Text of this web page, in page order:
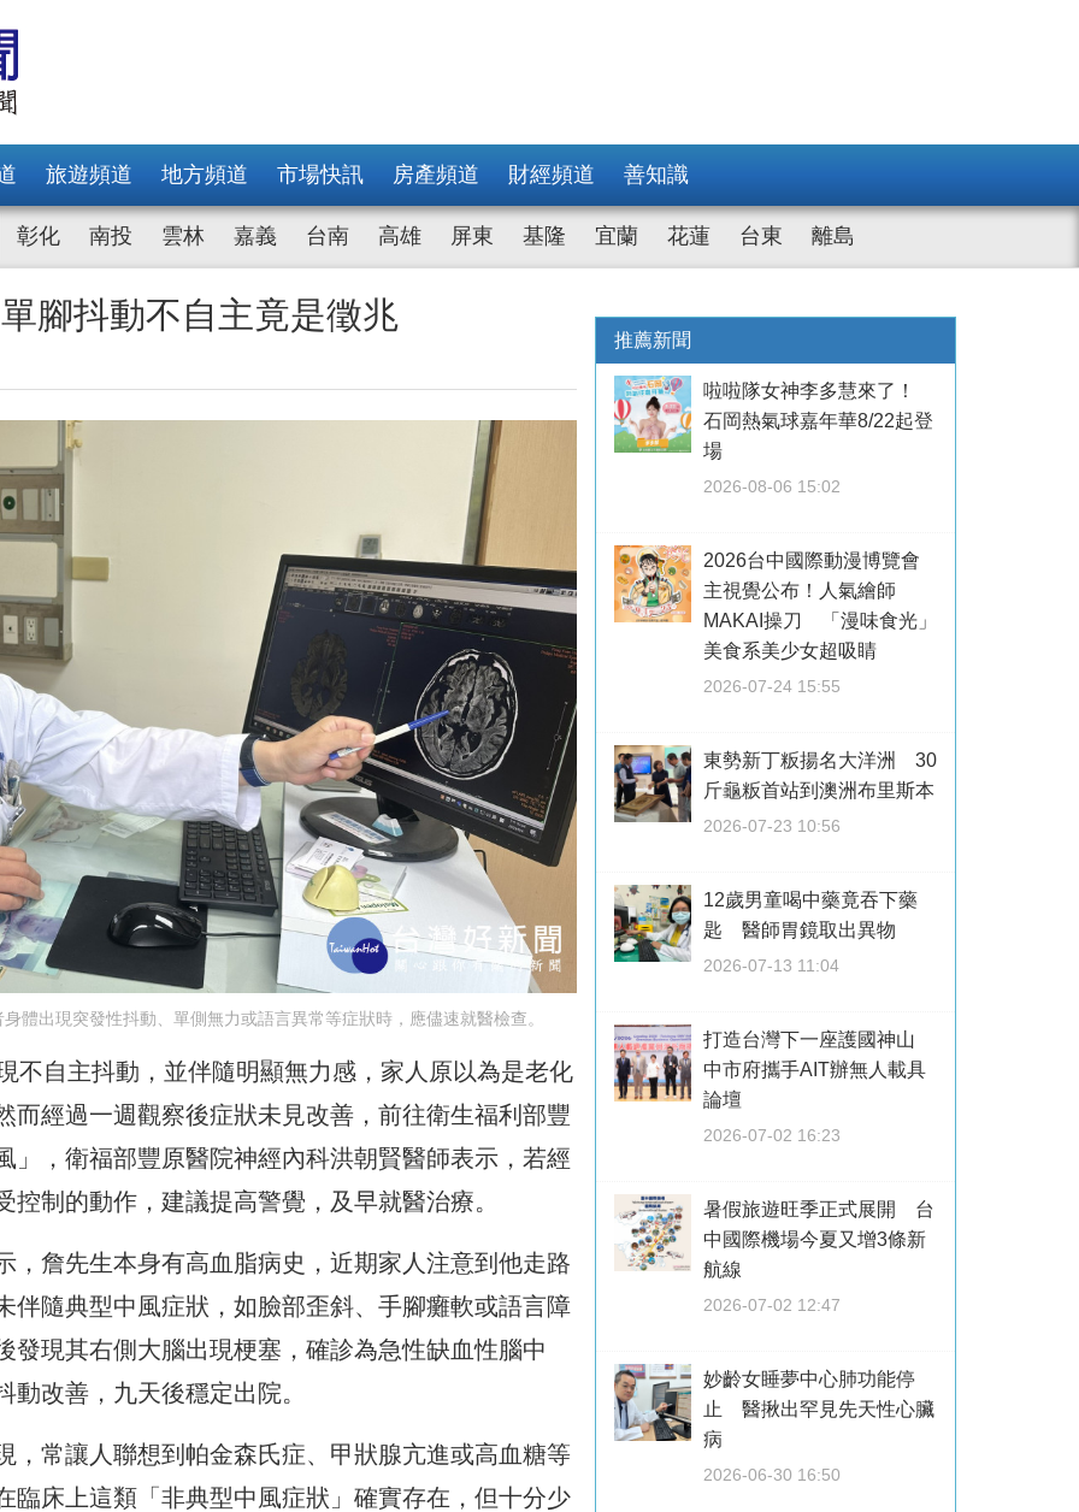
旅遊頻道 地方頻道 市場快訊 房產頻道 財經頻道 善知識
彰化 南投 雲林 嘉義 台南 高雄 屏東 基隆 宜蘭 花蓮 台東 離島
腳抖動不自主竟是徵兆
體出現突發性抖動、單側無力或語言異常等症狀時，應儘速就醫檢查。
不自主抖動，並伴隨明顯無力感，家人原以為是老化
而經過一週觀察後症狀未見改善，前往衛生福利部豐
」，衛福部豐原醫院神經內科洪朝賢醫師表示，若經
制的動作，建議提高警覺，及早就醫治療。
，詹先生本身有高血脂病史，近期家人注意到他走路
伴隨典型中風症狀，如臉部歪斜、手腳癱軟或語言障
發現其右側大腦出現梗塞，確診為急性缺血性腦中
改善，九天後穩定出院。
，常讓人聯想到帕金森氏症、甲狀腺亢進或高血糖等
臨床上這類「非典型中風症狀」確實存在，但十分少
推薦新聞
啦啦隊女神李多慧來了！
石岡熱氣球嘉年華8/22起登
場
2026-08-06 15:02
2026台中國際動漫博覽會
主視覺公布！人氣繪師
MAKAI操刀 「漫味食光」
美食系美少女超吸睛
2026-07-24 15:55
東勢新丁粄揚名大洋洲 30
斤龜粄首站到澳洲布里斯本
2026-07-23 10:56
12歲男童喝中藥竟吞下藥
匙 醫師胃鏡取出異物
2026-07-13 11:04
打造台灣下一座護國神山
中市府攜手AIT辦無人載具
論壇
2026-07-02 16:23
暑假旅遊旺季正式展開 台
中國際機場今夏又增3條新
航線
2026-07-02 12:47
妙齡女睡夢中心肺功能停
止 醫揪出罕見先天性心臟
病
2026-06-30 16:50